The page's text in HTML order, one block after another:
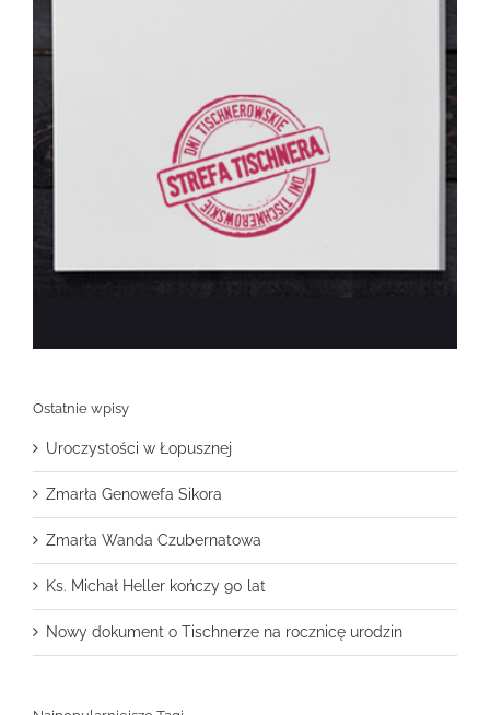
Ostatnie wpisy
Uroczystości w Łopusznej
Zmarła Genowefa Sikora
Zmarła Wanda Czubernatowa
Ks. Michał Heller kończy 90 lat
Nowy dokument o Tischnerze na rocznicę urodzin